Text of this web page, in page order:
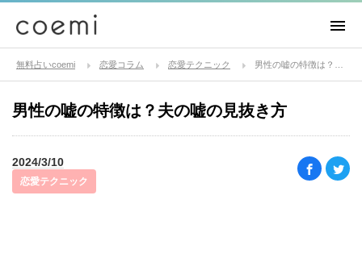
無料占いcoemi 恋愛コラム 恋愛テクニック
男性の嘘の特徴は？夫の嘘の見抜き方
2024/3/10
恋愛テクニック